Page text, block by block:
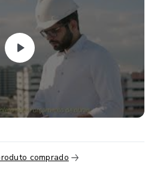
de vez a sua carreira!
comprado